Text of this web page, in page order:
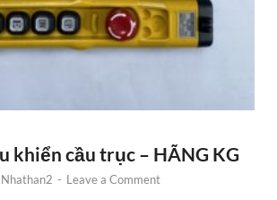
khiển cầu trục – HÃNG KG
Nhathan2 - Leave a Comment